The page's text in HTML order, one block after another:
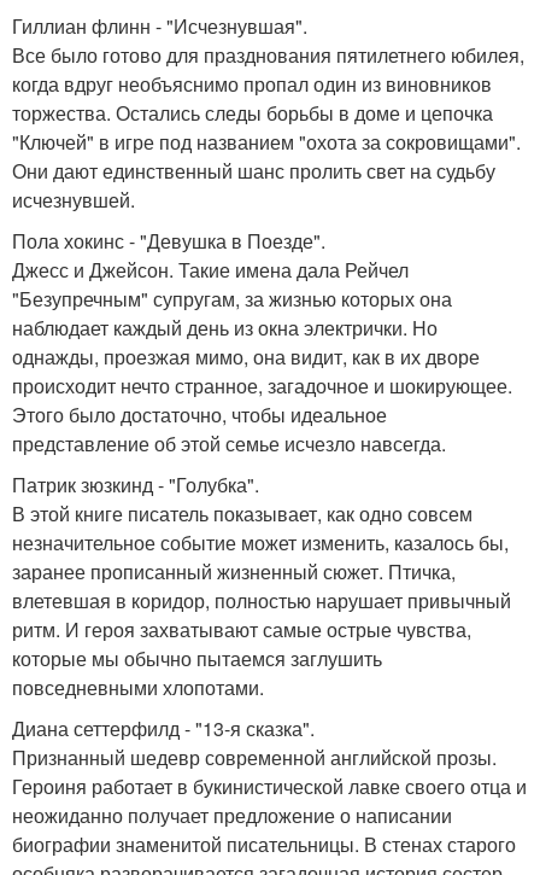
Гиллиан флинн - "Исчезнувшая".
Все было готово для празднования пятилетнего юбилея,
когда вдруг необъяснимо пропал один из виновников
торжества. Остались следы борьбы в доме и цепочка
"Ключей" в игре под названием "охота за сокровищами".
Они дают единственный шанс пролить свет на судьбу
исчезнувшей.
Пола хокинс - "Девушка в Поезде".
Джесс и Джейсон. Такие имена дала Рейчел
"Безупречным" супругам, за жизнью которых она
наблюдает каждый день из окна электрички. Но
однажды, проезжая мимо, она видит, как в их дворе
происходит нечто странное, загадочное и шокирующее.
Этого было достаточно, чтобы идеальное
представление об этой семье исчезло навсегда.
Патрик зюзкинд - "Голубка".
В этой книге писатель показывает, как одно совсем
незначительное событие может изменить, казалось бы,
заранее прописанный жизненный сюжет. Птичка,
влетевшая в коридор, полностью нарушает привычный
ритм. И героя захватывают самые острые чувства,
которые мы обычно пытаемся заглушить
повседневными хлопотами.
Диана сеттерфилд - "13-я сказка".
Признанный шедевр современной английской прозы.
Героиня работает в букинистической лавке своего отца и
неожиданно получает предложение о написании
биографии знаменитой писательницы. В стенах старого